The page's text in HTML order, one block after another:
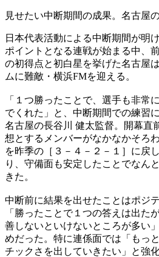
見せたい中断期間の成果。名古屋
日本代表活動による中断期間が明
ポイントとなる連戦が始まる中、
の初得点と初白星を挙げた名古屋
ムに難敵・横浜FMを迎える。
「１つ勝ったことで、選手も非常
でくれた」と、中断期間での練習
名古屋の長谷川 健太監督。開幕直
想とするメンバーがなかなかそろ
を昨季の［３－４－２－１］に戻
り、守備面も安定したことでなん
きた。
中断前に結果を出せたことはポジ
「勝ったことで１つの答えは出た
善しないといけないところが多い
めだった。特に連係面では「もっ
チックさを出していきたい」と強